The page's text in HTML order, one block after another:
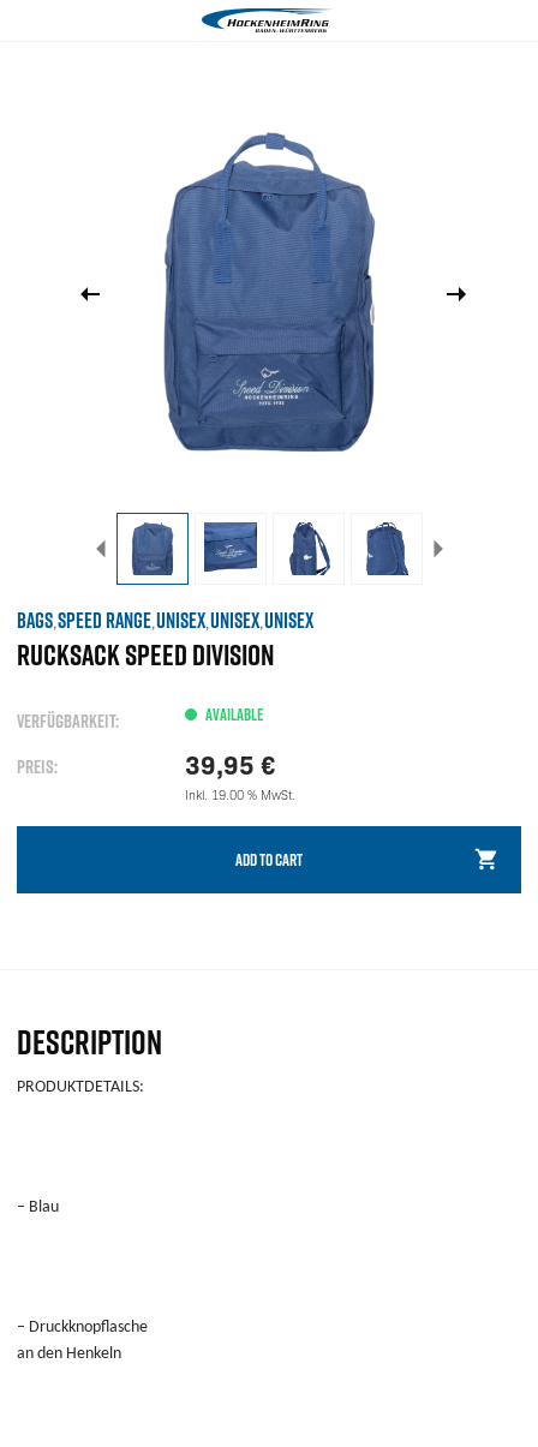
BAGS,SPEED RANGE,UNISEX,UNISEX,UNISEX
RUCKSACK SPEED DIVISION
VERFÜGBARKEIT: AVAILABLE
PREIS: 39,95 €
Inkl. 19.00 % MwSt.
ADD TO CART
DESCRIPTION
PRODUKTDETAILS:
– Blau
– Druckknopflasche
an den Henkeln